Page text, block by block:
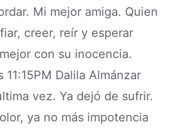
Mi mejor amiga. Quien
creer, reír y esperar
con su inocencia.
11:15PM Dalila Almánzar
vez. Ya dejó de sufrir.
ya no más impotencia